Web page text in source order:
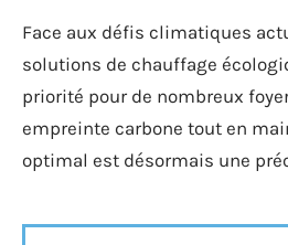
Face aux défis climatiques
solutions de chauffage
priorité pour de nombreux
empreinte carbone tout en
optimal est désormais une